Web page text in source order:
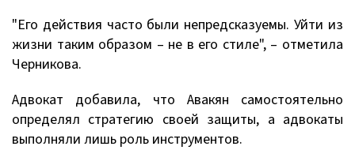
"Его действия часто были непредсказуемы. Уйти из
жизни таким образом – не в его стиле", – отметила
Черникова.
Адвокат добавила, что Авакян самостоятельно
определял стратегию своей защиты, а адвокаты
выполняли лишь роль инструментов.